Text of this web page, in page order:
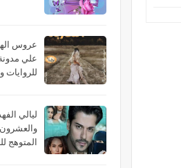
عروس
علي
ليالي
المتوهج